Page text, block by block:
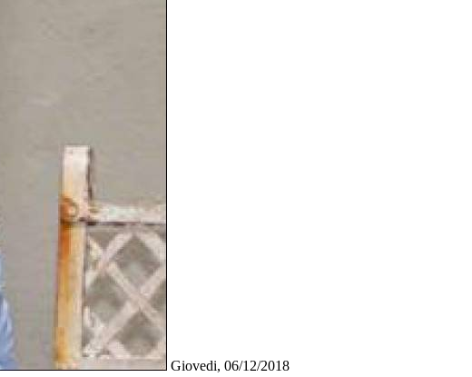
Giovedi, 06/12/2018